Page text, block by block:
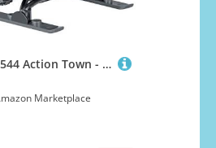
COBI COBI-1544 Action Town - Police Snowmobile (100 Pcs) Toys, verschieden
Marketplace